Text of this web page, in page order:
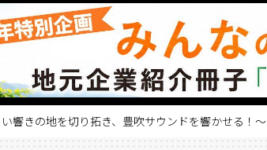
響きの地を切り拓き、豊吹サウンドを響かせる！～